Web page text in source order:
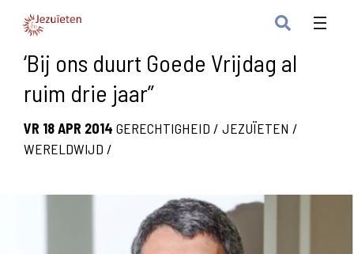
‘Bij ons duurt Goede Vrijdag al
ruim drie jaar”
VR 18 APR 2014 GERECHTIGHEID / JEZUÏETEN /
WERELDWIJD /